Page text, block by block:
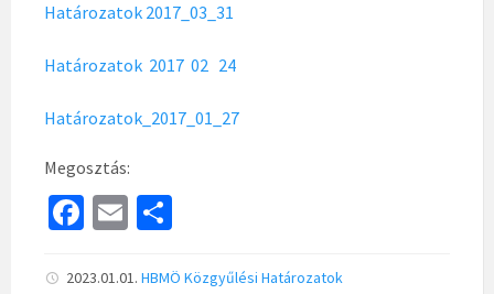
Határozatok 2017_03_31
Határozatok 2017 02 24
Határozatok_2017_01_27
Megosztás:
Fa
b
E
ai ar
2023.01.01. HBMÖ Közgyűlési Határozatok